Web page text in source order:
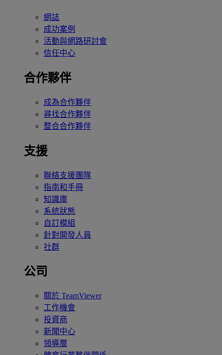
網誌
成功案例
活動與網路研討會
信任中心
合作夥伴
成為合作夥伴
尋找合作夥伴
整合合作夥伴
支援
聯絡支援團隊
指南和手冊
知識庫
系統狀態
自訂模組
針對開發人員
社群
公司
關於 TeamViewer
工作機會
投資商
新聞中心
領導層